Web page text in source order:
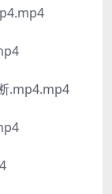
.mp4.mp4